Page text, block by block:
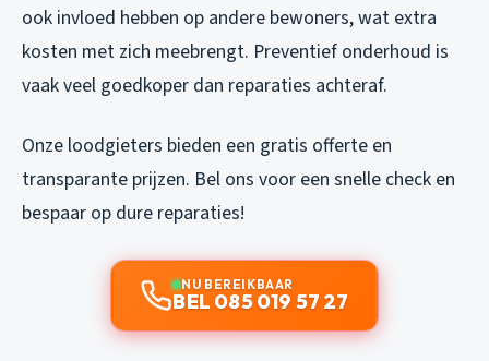
ook invloed hebben op andere bewoners, wat extra
kosten met zich meebrengt. Preventief onderhoud is
vaak veel goedkoper dan reparaties achteraf.
Onze loodgieters bieden een gratis offerte en
transparante prijzen. Bel ons voor een snelle check en
bespaar op dure reparaties!
NU BEREIKBAAR
BEL 085 019 57 27